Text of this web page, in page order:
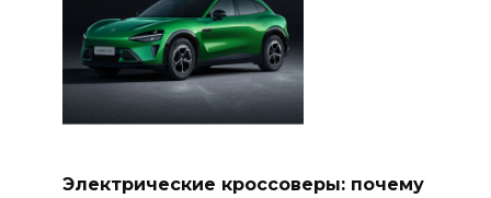
Электрические кроссоверы: почему